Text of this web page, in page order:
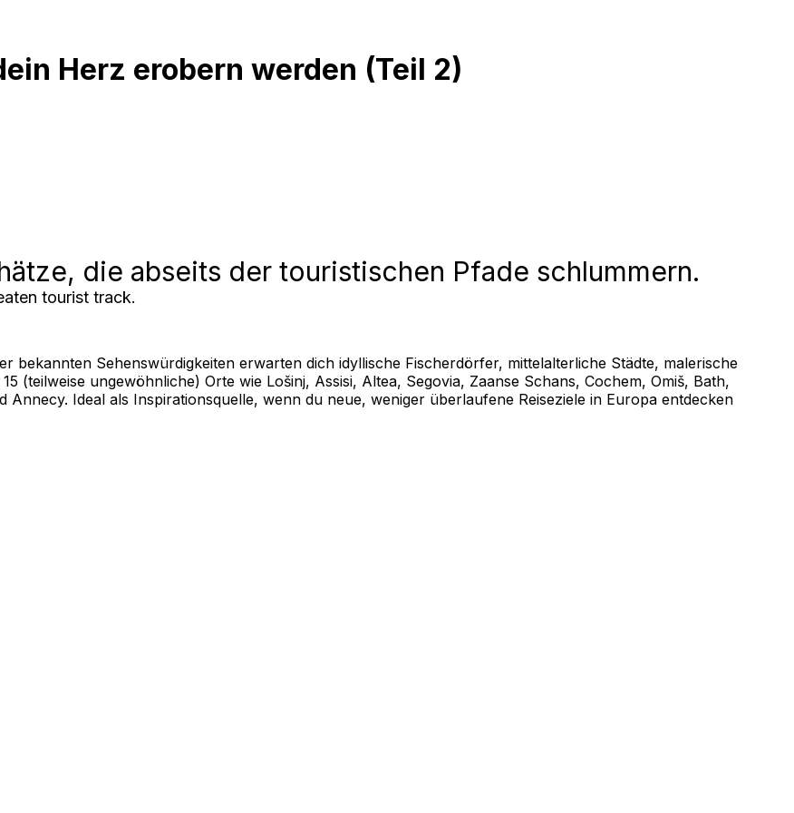
Herz erobern werden (Teil 2)
die abseits der touristischen Pfade schlummern.
tourist track.
bekannten Sehenswürdigkeiten erwarten dich idyllische Fischerdörfer, mittelalterliche Städte, malerische
(teilweise ungewöhnliche) Orte wie Lošinj, Assisi, Altea, Segovia, Zaanse Schans, Cochem, Omiš, Bath,
Ideal als Inspirationsquelle, wenn du neue, weniger überlaufene Reiseziele in Europa entdecken